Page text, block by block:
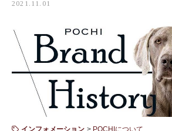
2021.11.01
インフォメーション POCHIについて